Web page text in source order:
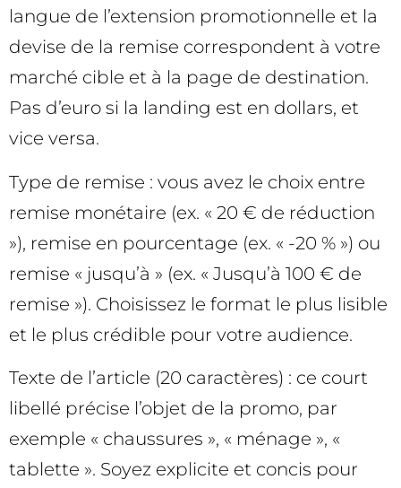
langue de l’extension promotionnelle et la
devise de la remise correspondent à votre
marché cible et à la page de destination.
Pas d’euro si la landing est en dollars, et
vice versa.
Type de remise : vous avez le choix entre
remise monétaire (ex. « 20 € de réduction
»), remise en pourcentage (ex. « -20 % ») ou
remise « jusqu’à » (ex. « Jusqu’à 100 € de
remise »). Choisissez le format le plus lisible
et le plus crédible pour votre audience.
Texte de l’article (20 caractères) : ce court
libellé précise l’objet de la promo, par
exemple « chaussures », « ménage », «
tablette ». Soyez explicite et concis pour